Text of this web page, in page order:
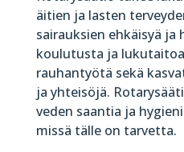
äitien ja lasten
sairauksien ehkäisyä ja
koulutusta ja
rauhantyötä sekä
ja yhteisöjä.
veden saantia ja
missä tälle on tarvetta.